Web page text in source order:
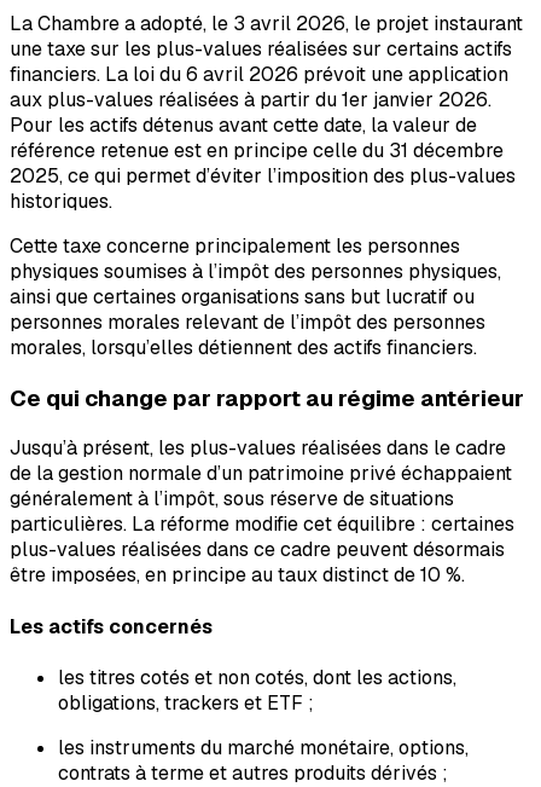
La Chambre a adopté, le 3 avril 2026, le projet instaurant
une taxe sur les plus-values réalisées sur certains actifs
financiers. La loi du 6 avril 2026 prévoit une application
aux plus-values réalisées à partir du 1er janvier 2026.
Pour les actifs détenus avant cette date, la valeur de
référence retenue est en principe celle du 31 décembre
2025, ce qui permet d’éviter l’imposition des plus-values
historiques.
Cette taxe concerne principalement les personnes
physiques soumises à l’impôt des personnes physiques,
ainsi que certaines organisations sans but lucratif ou
personnes morales relevant de l’impôt des personnes
morales, lorsqu’elles détiennent des actifs financiers.
Ce qui change par rapport au régime antérieur
Jusqu’à présent, les plus-values réalisées dans le cadre
de la gestion normale d’un patrimoine privé échappaient
généralement à l’impôt, sous réserve de situations
particulières. La réforme modifie cet équilibre : certaines
plus-values réalisées dans ce cadre peuvent désormais
être imposées, en principe au taux distinct de 10 %.
Les actifs concernés
les titres cotés et non cotés, dont les actions,
obligations, trackers et ETF ;
les instruments du marché monétaire, options,
contrats à terme et autres produits dérivés ;